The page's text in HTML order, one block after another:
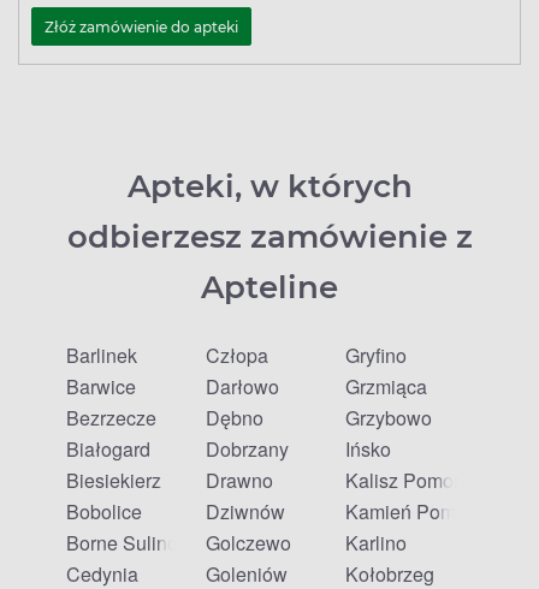
Złóż zamówienie do apteki
Apteki, w których
odbierzesz zamówienie z
Apteline
Barlinek
Barwice
Bezrzecze
Białogard
Biesiekierz
Bobolice
Borne Sulinowo
Cedynia
Człopa
Darłowo
Dębno
Dobrzany
Drawno
Dziwnów
Golczewo
Goleniów
Gryfino
Grzmiąca
Grzybowo
Ińsko
Kalisz Pomorski
Kamień Pomorski
Karlino
Kołobrzeg